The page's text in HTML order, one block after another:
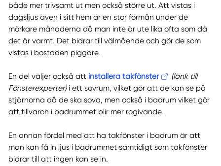
både mer trivsamt ut men också större ut. Att vistas i
dagsljus även i sitt hem är en stor förmån under de
mörkare månaderna då man inte är ute lika ofta som då
det är varmt. Det bidrar till välmående och gör de som
vistas i bostaden piggare.
En del väljer också att installera takfönster
(länk till
Fönsterexperter)i ett sovrum, vilket gör att de kan se på
stjärnorna då de ska sova, men också i badrum vilket gör
att tillvaron i badrummet blir mer rogivande.
En annan fördel med att ha takfönster i badrum är att
man kan få in ljus i badrummet samtidigt som takfönster
bidrar till att ingen kan se in.